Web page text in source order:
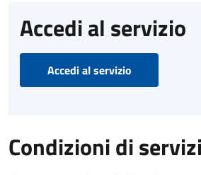
Accedi al servizio
Accedi al servizio
Condizioni di